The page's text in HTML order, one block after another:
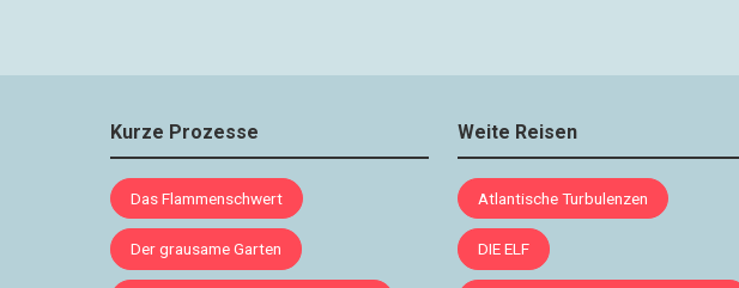
Kurze Prozesse
Das Flammenschwert
Der grausame Garten
Weite Reisen
Atlantische Turbulenzen
DIE ELF